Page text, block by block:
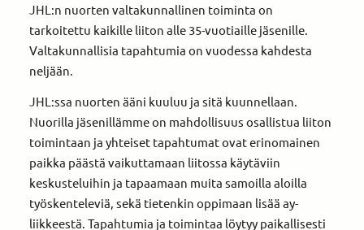
JHL:n nuorten valtakunnallinen toiminta on
tarkoitettu kaikille liiton alle 35-vuotiaille jäsenille.
Valtakunnallisia tapahtumia on vuodessa kahdesta
neljään.
JHL:ssa nuorten ääni kuuluu ja sitä kuunnellaan.
Nuorilla jäsenillämme on mahdollisuus osallistua liiton
toimintaan ja yhteiset tapahtumat ovat erinomainen
paikka päästä vaikuttamaan liitossa käytäviin
keskusteluihin ja tapaamaan muita samoilla aloilla
työskenteleviä, sekä tietenkin oppimaan lisää ay-
liikkeestä. Tapahtumia ja toimintaa löytyy paikallisesti